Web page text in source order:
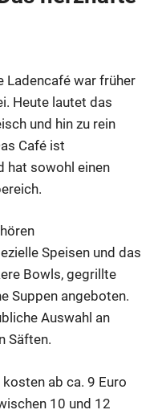
Ladencafé war früher
Heute lautet das
und hin zu rein
Café ist
hat sowohl einen
Speisen und das
Bowls, gegrillte
Suppen angeboten.
Auswahl an
Säften.
ab ca. 9 Euro
10 und 12